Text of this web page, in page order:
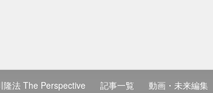
隆法 The Perspective 記事一覧 動画・未来編集